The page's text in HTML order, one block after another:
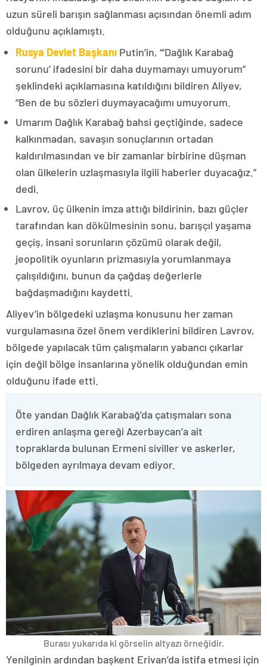
uzun süreli barışın sağlanması açısından önemli adım
olduğunu açıklamıştı.
Rusya Devlet Başkanı Putin’in, “‘Dağlık Karabağ
sorunu’ ifadesini bir daha duymamayı umuyorum”
şeklindeki açıklamasına katıldığını bildiren Aliyev,
“Ben de bu sözleri duymayacağımı umuyorum.
Umarım Dağlık Karabağ bahsi geçtiğinde, sadece
kalkınmadan, savaşın sonuçlarının ortadan
kaldırılmasından ve bir zamanlar birbirine düşman
olan ülkelerin uzlaşmasıyla ilgili haberler duyacağız.”
dedi.
Lavrov, üç ülkenin imza attığı bildirinin, bazı güçler
tarafından kan dökülmesinin sonu, barışçıl yaşama
geçiş, insani sorunların çözümü olarak değil,
jeopolitik oyunların prizmasıyla yorumlanmaya
çalışıldığını, bunun da çağdaş değerlerle
bağdaşmadığını kaydetti.
Aliyev’in bölgedeki uzlaşma konusunu her zaman
vurgulamasına özel önem verdiklerini bildiren Lavrov,
bölgede yapılacak tüm çalışmaların yabancı çıkarlar
için değil bölge insanlarına yönelik olduğundan emin
olduğunu ifade etti.
Öte yandan Dağlık Karabağ’da çatışmaları sona
erdiren anlaşma gereği Azerbaycan’a ait
topraklarda bulunan Ermeni siviller ve askerler,
bölgeden ayrılmaya devam ediyor.
Burası yukarıda ki görselin altyazı örneğidir.
Yenilginin ardından başkent Erivan’da istifa etmesi için